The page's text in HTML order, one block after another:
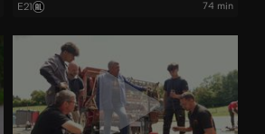
E21 74 min